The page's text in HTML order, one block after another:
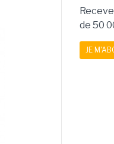
de 50
JE